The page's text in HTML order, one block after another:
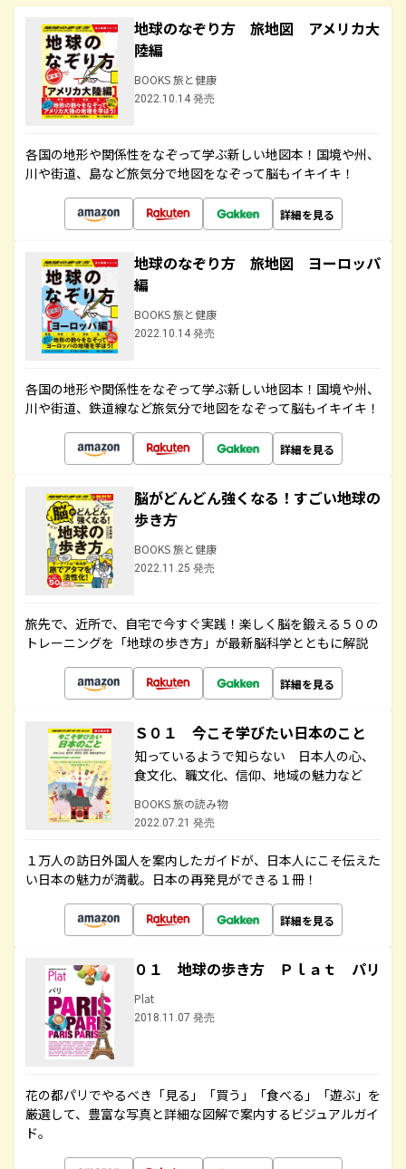
地球のなぞり方 旅地図 アメリカ大
陸編
BOOKS 旅と健康
2022.10.14 発売
各国の地形や関係性をなぞって学ぶ新しい地図本！国境や州、
川や街道、島など旅気分で地図をなぞって脳もイキイキ！
詳細を見る
地球のなぞり方 旅地図 ヨーロッパ
編
BOOKS 旅と健康
2022.10.14 発売
各国の地形や関係性をなぞって学ぶ新しい地図本！国境や州、
川や街道、鉄道線など旅気分で地図をなぞって脳もイキイキ！
詳細を見る
脳がどんどん強くなる！すごい地球の
歩き方
BOOKS 旅と健康
2022.11.25 発売
旅先で、近所で、自宅で今すぐ実践！楽しく脳を鍛える５０の
トレーニングを「地球の歩き方」が最新脳科学とともに解説
詳細を見る
Ｓ０１ 今こそ学びたい日本のこと
知っているようで知らない 日本人の心、
食文化、職文化、信仰、地域の魅力など
BOOKS 旅の読み物
2022.07.21 発売
１万人の訪日外国人を案内したガイドが、日本人にこそ伝えた
い日本の魅力が満載。日本の再発見ができる１冊！
詳細を見る
０１ 地球の歩き方 Ｐｌａｔ パリ
Plat
2018.11.07 発売
花の都パリでやるべき「見る」「買う」「食べる」「遊ぶ」を
厳選して、豊富な写真と詳細な図解で案内するビジュアルガイ
ド。